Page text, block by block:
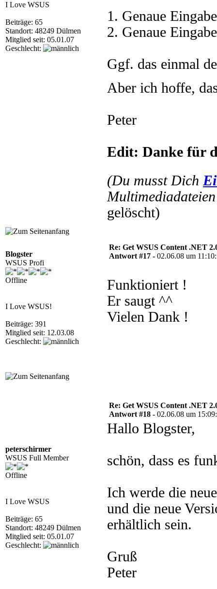
I Love WSUS
Beiträge: 65
Standort: 48249 Dülmen
Mitglied seit: 05.01.07
Geschlecht:
1. Genaue
2. Genaue
Ggf. das einmal
Aber ich hoffe,
Peter
Edit: Danke für
(Du musst Dich
gelöscht)
Blogster
WSUS Profi
Offline
I Love WSUS!
Beiträge: 391
Mitglied seit: 12.03.08
Geschlecht:
Re: Get WSUS Content .NET
Antwort #17 - 02.06.08 um
Funktioniert !
Er saugt ^^
Vielen Dank !
peterschirmer
WSUS Full Member
Offline
I Love WSUS
Beiträge: 65
Standort: 48249 Dülmen
Mitglied seit: 05.01.07
Geschlecht:
Re: Get WSUS Content .NET
Antwort #18 - 02.06.08 um
Hallo Blogster,
schön, dass es
Ich werde die
und die neue
erhältlich sein.
Gruß
Peter